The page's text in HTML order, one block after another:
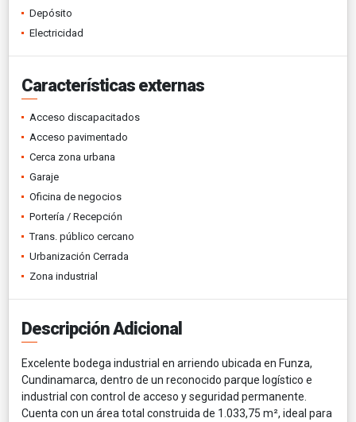
Depósito
Electricidad
Características externas
Acceso discapacitados
Acceso pavimentado
Cerca zona urbana
Garaje
Oficina de negocios
Portería / Recepción
Trans. público cercano
Urbanización Cerrada
Zona industrial
Descripción Adicional
Excelente bodega industrial en arriendo ubicada en Funza,
Cundinamarca, dentro de un reconocido parque logístico e
industrial con control de acceso y seguridad permanente.
Cuenta con un área total construida de 1.033,75 m², ideal para